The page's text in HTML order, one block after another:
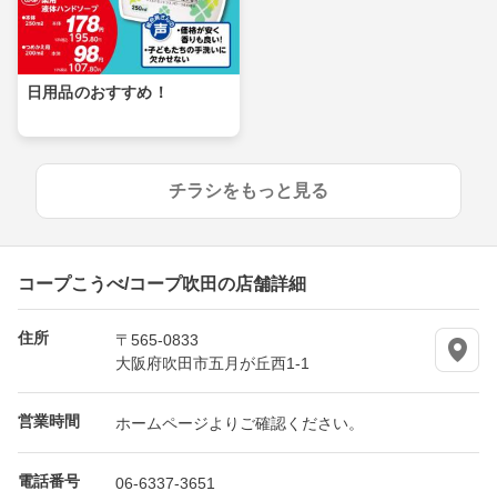
日用品のおすすめ！
チラシをもっと見る
コープこうべ/コープ吹田の店舗詳細
住所
〒565-0833
大阪府吹田市五月が丘西1-1
営業時間 ホームページよりご確認ください。
電話番号 06-6337-3651